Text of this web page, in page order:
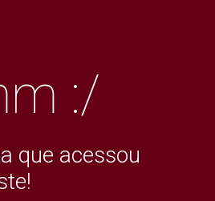
:/
que acessou